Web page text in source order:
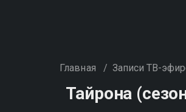
Главная / Записи ТВ-
Тайрона